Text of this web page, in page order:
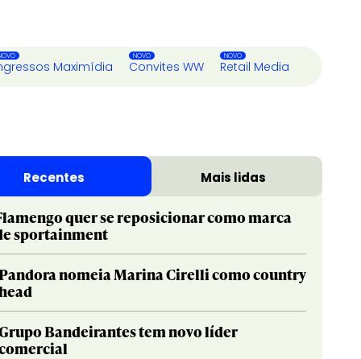
Maximídia Convites WW Retail Media
Recentes Mais lidas
quer se reposicionar como marca
sportainment
nomeia Marina Cirelli como country
Bandeirantes tem novo líder